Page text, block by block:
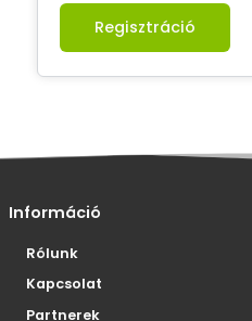
Regisztráció
Információ
Rólunk
Kapcsolat
Partnerek